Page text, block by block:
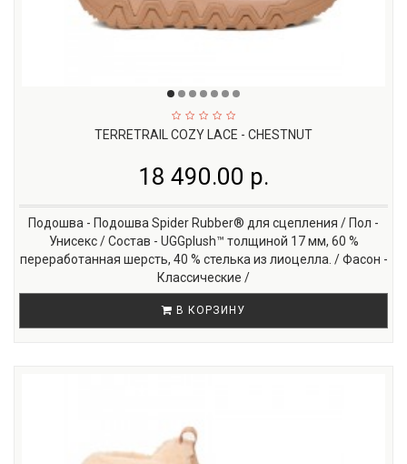
TERRETRAIL COZY LACE - CHESTNUT
18 490.00 р.
Подошва - Подошва Spider Rubber® для сцепления / Пол -
Унисекс / Состав - UGGplush™ толщиной 17 мм, 60 %
переработанная шерсть, 40 % стелька из лиоцелла. / Фасон -
Классические /
В КОРЗИНУ